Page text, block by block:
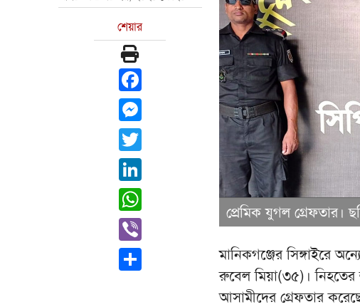
শেয়ার
Facebook
Messenger
Twitter
LinkedIn
WhatsApp
Viber
Share
প্রেমিক যুগল গ্রেফতার।
মানিকগঞ্জের সিঙ্গাইরে
রুবেল মিয়া(৩৫)। নিহতের
আসামীদের গ্রেফতার